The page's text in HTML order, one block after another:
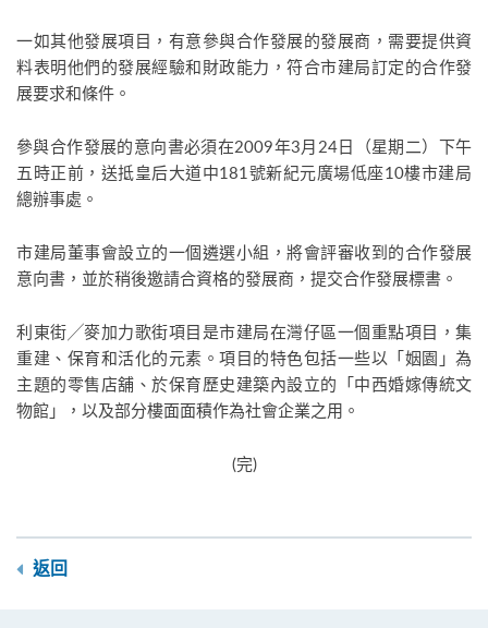
一如其他發展項目，有意參與合作發展的發展商，需要提供資
料表明他們的發展經驗和財政能力，符合市建局訂定的合作發
展要求和條件。
參與合作發展的意向書必須在2009年3月24日（星期二）下午
五時正前，送抵皇后大道中181號新紀元廣場低座10樓市建局
總辦事處。
市建局董事會設立的一個遴選小組，將會評審收到的合作發展
意向書，並於稍後邀請合資格的發展商，提交合作發展標書。
利東街╱麥加力歌街項目是市建局在灣仔區一個重點項目，集
重建、保育和活化的元素。項目的特色包括一些以「姻園」為
主題的零售店舖、於保育歷史建築內設立的「中西婚嫁傳統文
物館」，以及部分樓面面積作為社會企業之用。
(完)
返回